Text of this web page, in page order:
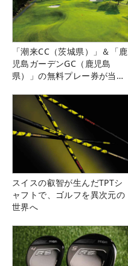
「潮来CC（茨城県）」＆「鹿
児島ガーデンGC（鹿児島
県）」の無料プレー券が当た
スイスの叡智が生んだTPTシ
ャフトで、ゴルフを異次元の
世界へ